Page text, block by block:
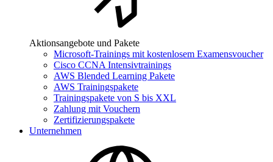
Aktionsangebote und Pakete
Microsoft-Trainings mit kostenlosem Examensvoucher
Cisco CCNA Intensivtrainings
AWS Blended Learning Pakete
AWS Trainingspakete
Trainingspakete von S bis XXL
Zahlung mit Vouchern
Zertifizierungspakete
Unternehmen